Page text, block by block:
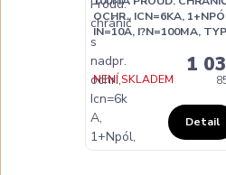
OCHR., ICN=6KA,
IN=10A, I?N=100MA,
1
NENÍ SKLADEM
Detail